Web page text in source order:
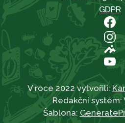
GDPR
V roce 2022 vytvořili:
Redakční systém:
Šablona: